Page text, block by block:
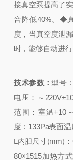
接真空泵提高了
音降低40%。 ◆
度，当真空度泄
时，能够自动进行
技术参数：型号
电压：～
范围：室温+10
度：133Pa表面
L 内胆尺寸(mm)
80×1515加热方